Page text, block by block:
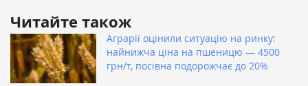
Читайте також
Аграрії оцінили ситуацію на ринку:
найнижча ціна на пшеницю — 4500
грн/т, посівна подорожчає до 20%